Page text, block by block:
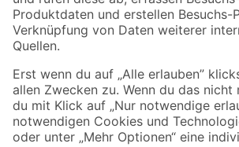
Sicher einkaufen
Jetzt die toom-App herunterladen